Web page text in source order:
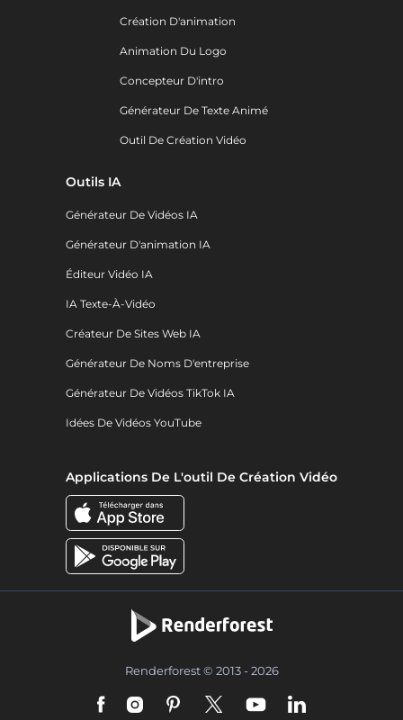
Création D'animation
Animation Du Logo
Concepteur D'intro
Générateur De Texte Animé
Outil De Création Vidéo
Outils IA
Générateur De Vidéos IA
Générateur D'animation IA
Éditeur Vidéo IA
IA Texte-À-Vidéo
Créateur De Sites Web IA
Générateur De Noms D'entreprise
Générateur De Vidéos TikTok IA
Idées De Vidéos YouTube
Applications De L'outil De Création Vidéo
Renderforest © 2013 - 2026